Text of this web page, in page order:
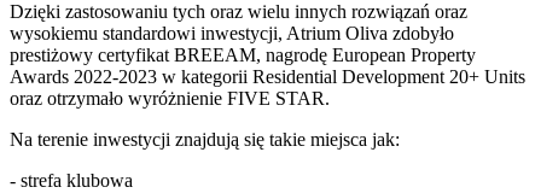
Dzięki zastosowaniu tych oraz wielu innych rozwiązań oraz
wysokiemu standardowi inwestycji, Atrium Oliva zdobyło
prestiżowy certyfikat BREEAM, nagrodę European Property
Awards 2022-2023 w kategorii Residential Development 20+ Units
oraz otrzymało wyróżnienie FIVE STAR.
Na terenie inwestycji znajdują się takie miejsca jak:
- strefa klubowa